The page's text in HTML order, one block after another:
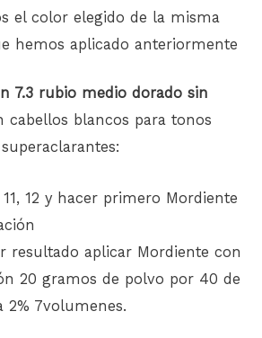
el color elegido de la misma
hemos aplicado anteriormente
7.3 rubio medio dorado sin
cabellos blancos para tonos
superaclarantes:
12 y hacer primero Mordiente
resultado aplicar Mordiente con
20 gramos de polvo por 40 de
2% 7volumenes.